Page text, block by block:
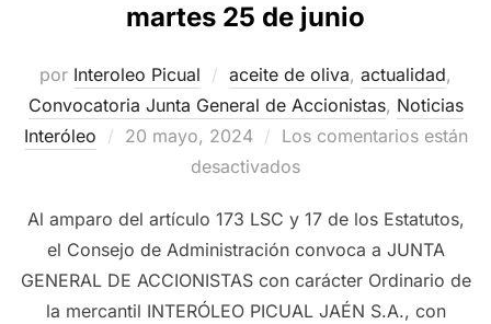
martes 25 de junio
por Interoleo Picual aceite de oliva, actualidad,
Convocatoria Junta General de Accionistas, Noticias
Interóleo
Publicado
20 mayo, 2024
Los comentarios están
desactivados
Al amparo del artículo 173 LSC y 17 de los Estatutos,
el Consejo de Administración convoca a JUNTA
GENERAL DE ACCIONISTAS con carácter Ordinario de
la mercantil INTERÓLEO PICUAL JAÉN S.A., con